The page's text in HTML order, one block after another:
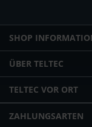
SHOP
ÜBER TELTEC
TELTEC VOR ORT
ZAHLUNGSARTEN